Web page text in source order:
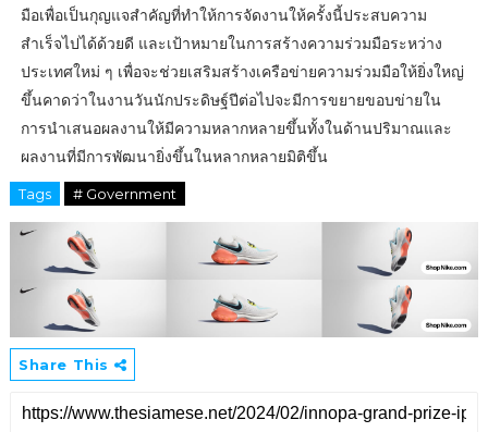
มือเพื่อเป็นกุญแจสำคัญที่ทำให้การจัดงานให้ครั้งนี้ประสบความ
สำเร็จไปได้ด้วยดี และเป้าหมายในการสร้างความร่วมมือระหว่าง
ประเทศใหม่ ๆ เพื่อจะช่วยเสริมสร้างเครือข่ายความร่วมมือให้ยิ่งใหญ่
ขึ้นคาดว่าในงานวันนักประดิษฐ์ปีต่อไปจะมีการขยายขอบข่ายใน
การนำเสนอผลงานให้มีความหลากหลายขึ้นทั้งในด้านปริมาณและ
ผลงานที่มีการพัฒนายิ่งขึ้นในหลากหลายมิติขึ้น
Tags # Government
Share This